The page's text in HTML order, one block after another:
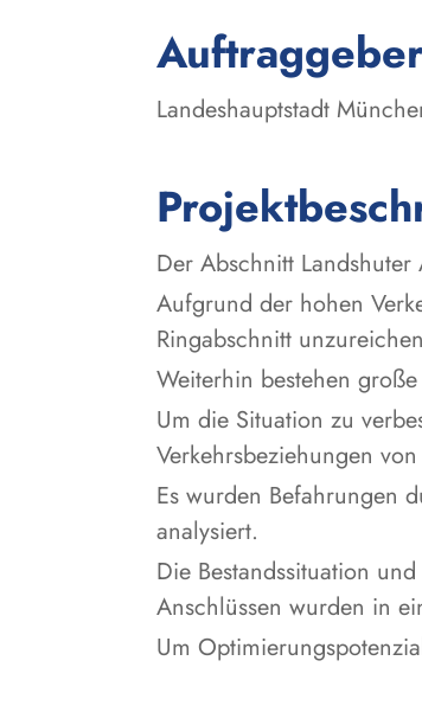
Landeshauptstadt
Der Abschnitt
Aufgrund der hohen
Ringabschnitt
Weiterhin bestehen
Um die Situation zu
Verkehrsbeziehungen
Es wurden Befahrungen
analysiert.
Die Bestandssituation
Anschlüssen wurden in
Um